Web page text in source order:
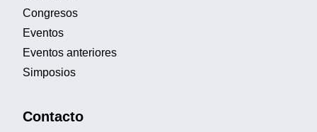
Congresos
Eventos
Eventos anteriores
Simposios
Contacto